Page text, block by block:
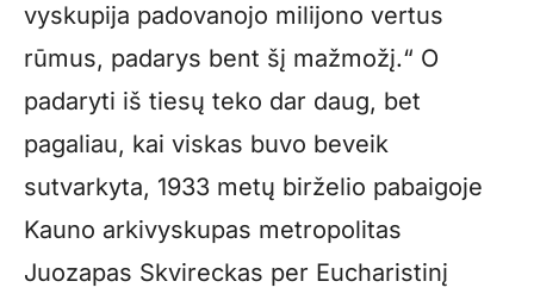
vyskupija padovanojo milijono vertus
rūmus, padarys bent šį mažmožį.“ O
padaryti iš tiesų teko dar daug, bet
pagaliau, kai viskas buvo beveik
sutvarkyta, 1933 metų birželio pabaigoje
Kauno arkivyskupas metropolitas
Juozapas Skvireckas per Eucharistinį